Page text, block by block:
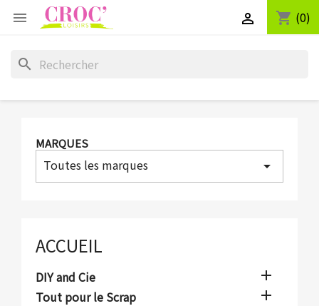
 shopping_cart (0)

search
MARQUES
Toutes les marques arrow_drop_down
ACCUEIL
DIY and Cie

Tout pour le Scrap
